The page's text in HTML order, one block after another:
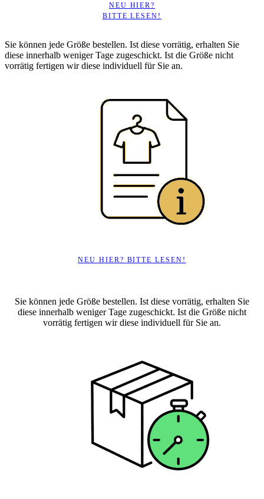
NEU HIER?
BITTE LESEN!
Sie können jede Größe bestellen. Ist diese vorrätig, erhalten Sie
diese innerhalb weniger Tage zugeschickt. Ist die Größe nicht
vorrätig fertigen wir diese individuell für Sie an.
NEU HIER? BITTE LESEN!
Sie können jede Größe bestellen. Ist diese vorrätig, erhalten Sie
diese innerhalb weniger Tage zugeschickt. Ist die Größe nicht
vorrätig fertigen wir diese individuell für Sie an.